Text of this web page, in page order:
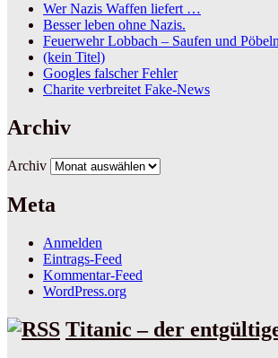
Wer Nazis Waffen liefert …
Besser leben ohne Nazis.
Feuerwehr Lobbach – Saufen und
(kein Titel)
Googles falscher Fehler
Charite verbreitet Fake-News
Archiv
Archiv
Meta
Anmelden
Eintrags-Feed
Kommentar-Feed
WordPress.org
Titanic – der